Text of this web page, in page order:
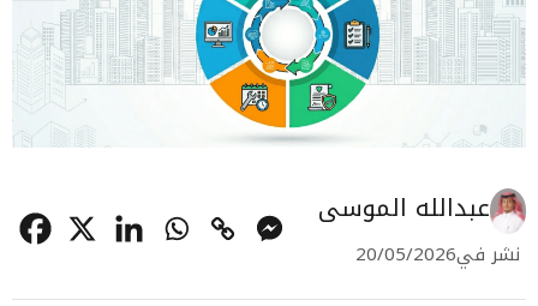
عبدالله الموسى
نشر في20/05/2026